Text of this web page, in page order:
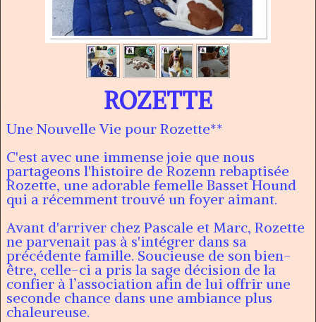
ROZETTE
Une Nouvelle Vie pour Rozette**
C'est avec une immense joie que nous
partageons l'histoire de Rozenn rebaptisée
Rozette, une adorable femelle Basset Hound
qui a récemment trouvé un foyer aimant.
Avant d'arriver chez Pascale et Marc, Rozette
ne parvenait pas à s'intégrer dans sa
précédente famille. Soucieuse de son bien-
être, celle-ci a pris la sage décision de la
confier à l’association afin de lui offrir une
seconde chance dans une ambiance plus
chaleureuse.